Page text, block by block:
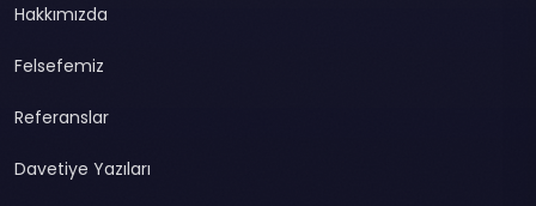
Hakkımızda
Felsefemiz
Referanslar
Davetiye Yazıları